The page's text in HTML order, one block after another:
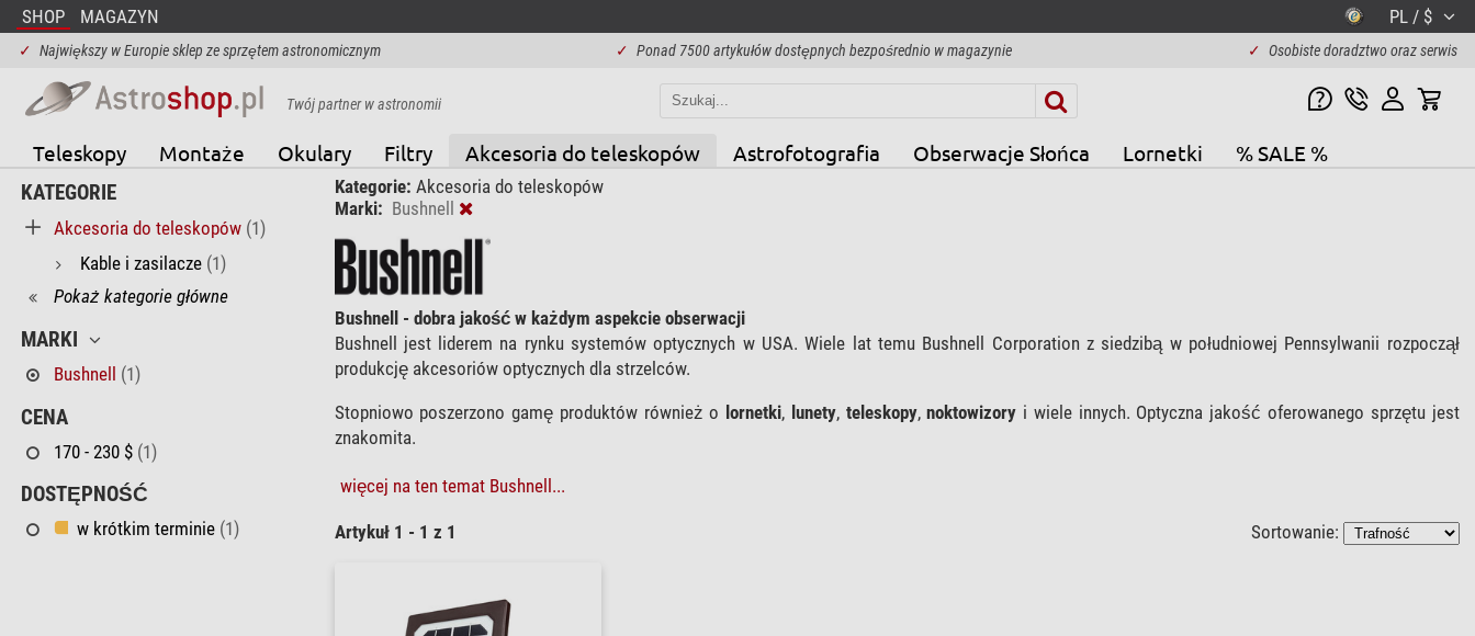
SHOP MAGAZYN PL / $
✓ Największy w Europie sklep ze sprzętem astronomicznym ✓ Ponad 7500 artykułów dostępnych bezpośrednio w magazynie ✓ Osobiste doradztwo oraz serwis
Twój partner w astronomii
Teleskopy Montaże Okulary Filtry Akcesoria do teleskopów Astrofotografia Obserwacje Słońca Lornetki % SALE %
KATEGORIE
Akcesoria do teleskopów (1)
Kable i zasilacze (1)
Pokaż kategorie główne
MARKI
Bushnell (1)
CENA
170 - 230 $ (1)
DOSTĘPNOŚĆ
w krótkim terminie (1)
Kategorie: Akcesoria do teleskopów
Marki: Bushnell
Bushnell - dobra jakość w każdym aspekcie obserwacji
Bushnell jest liderem na rynku systemów optycznych w USA. Wiele lat temu Bushnell Corporation z siedzibą w południowej Pennsylwanii rozpoczął
produkcję akcesoriów optycznych dla strzelców.
Stopniowo poszerzono gamę produktów również o lornetki, lunety, teleskopy,noktowizory i wiele innych. Optyczna jakość oferowanego sprzętu jest
znakomita.
więcej na ten temat Bushnell...
Artykuł 1 - 1 z 1 Sortowanie: